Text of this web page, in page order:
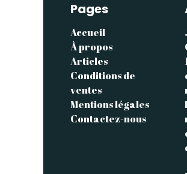
Pages
Accueil
À propos
Articles
Conditions de
ventes
Mentions légales
Contactez-nous